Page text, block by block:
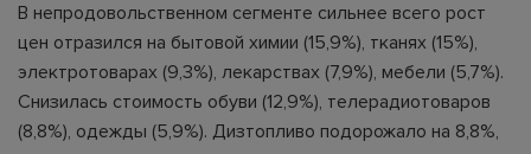
В непродовольственном сегменте сильнее всего рост
цен отразился на бытовой химии (15,9%), тканях (15%),
электротоварах (9,3%), лекарствах (7,9%), мебели (5,7%).
Снизилась стоимость обуви (12,9%), телерадиотоваров
(8,8%), одежды (5,9%). Дизтопливо подорожало на 8,8%,